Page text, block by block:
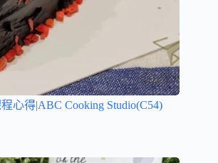
心得|ABC Cooking Studio(C54)